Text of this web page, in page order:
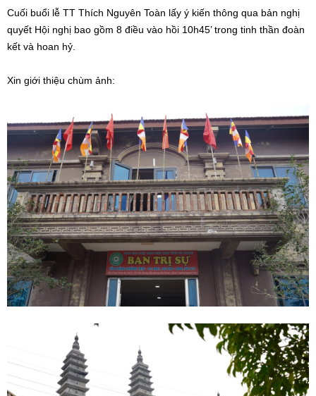
Cuối buổi lễ TT Thích Nguyên Toàn lấy ý kiến thông qua bản nghị
quyết Hội nghị bao gồm 8 điều vào hồi 10h45’ trong tinh thần đoàn
kết và hoan hỷ.
Xin giới thiệu chùm ảnh: